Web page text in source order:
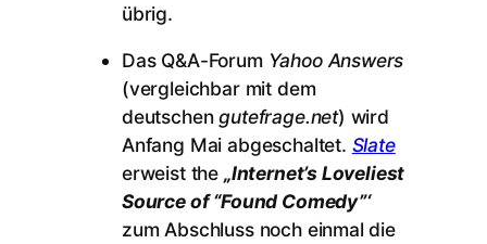
übrig.
Das Q&A-Forum Yahoo Answers
(vergleichbar mit dem
deutschengutefrage.net) wird
Anfang Mai abgeschaltet. Slate
erweist the „Internet’s Loveliest
Source of “Found Comedy”‘
zum Abschluss noch einmal die